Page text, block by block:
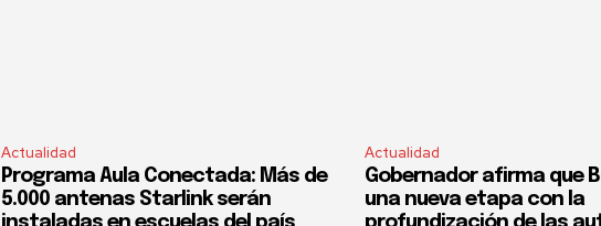
Actualidad
Programa Aula Conectada: Más de
5.000 antenas Starlink serán
Actualidad
Gobernador afirma que
una nueva etapa con la